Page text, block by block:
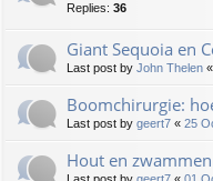
Replies: 36
Giant Sequoia en
Last post by John Thelen «
Boomchirurgie:
Last post by geert7 « 25
Hout en